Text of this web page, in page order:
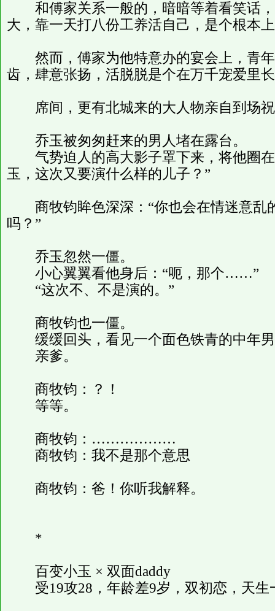
和傅家关系一般的，暗暗等着看笑话，
大，靠一天打八份工养活自己，是个根本
然而，傅家为他特意办的宴会上，青年
齿，肆意张扬，活脱脱是个在万千宠爱里
席间，更有北城来的大人物亲自到场祝
乔玉被匆匆赶来的男人堵在露台。
气势迫人的高大影子罩下来，将他圈在
玉，这次又要演什么样的儿子？”
商牧钧眸色深深：“你也会在情迷意乱
吗？”
乔玉忽然一僵。
小心翼翼看他身后：“呃，那个……”
“这次不、不是演的。”
商牧钧也一僵。
缓缓回头，看见一个面色铁青的中年男
亲爹。
商牧钧：？！
等等。
商牧钧：………………
商牧钧：我不是那个意思
商牧钧：爸！你听我解释。
*
百变小玉 × 双面daddy
受19攻28，年龄差9岁，双初恋，天生